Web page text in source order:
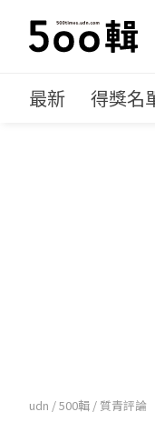
最新 得獎名
udn /500輯 / 質青評論